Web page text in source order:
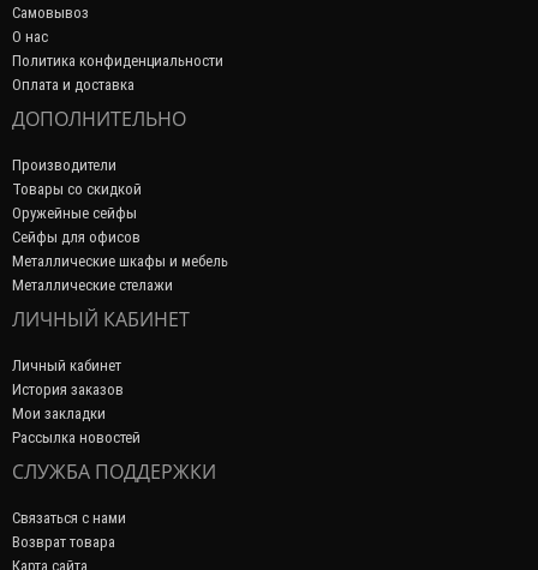
Самовывоз
О нас
Политика конфиденциальности
Оплата и доставка
ДОПОЛНИТЕЛЬНО
Производители
Товары со скидкой
Оружейные сейфы
Сейфы для офисов
Металлические шкафы и мебель
Металлические стелажи
ЛИЧНЫЙ КАБИНЕТ
Личный кабинет
История заказов
Мои закладки
Рассылка новостей
СЛУЖБА ПОДДЕРЖКИ
Связаться с нами
Возврат товара
Карта сайта